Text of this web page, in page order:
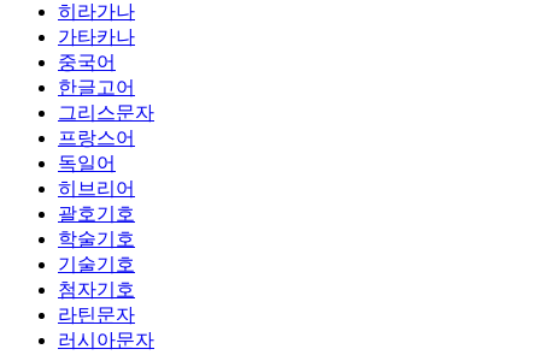
히라가나
가타카나
중국어
한글고어
그리스문자
프랑스어
독일어
히브리어
괄호기호
학술기호
기술기호
첨자기호
라틴문자
러시아문자